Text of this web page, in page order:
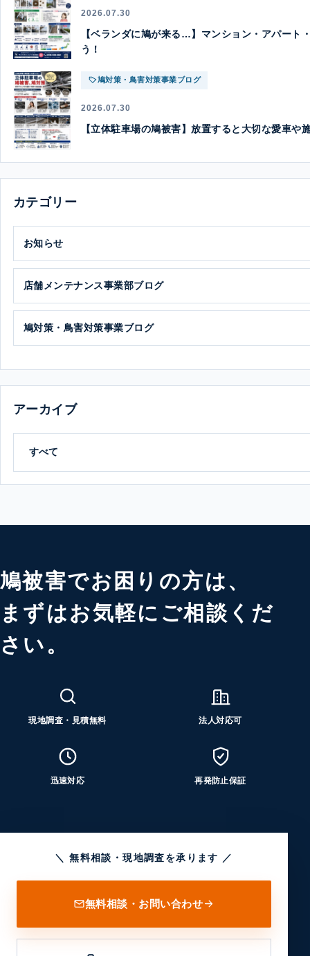
2026.07.30
【ベランダに鳩が来る…】マンション・アパート
う！
鳩対策・鳥害対策事業ブログ
2026.07.30
【立体駐車場の鳩被害】放置すると大切な愛車
カテゴリー
お知らせ
店舗メンテナンス事業部ブログ
鳩対策・鳥害対策事業ブログ
アーカイブ
鳩被害でお困りの方は、
まずはお気軽にご相談くだ
さい。
現地調査・見積無料 法人対応可
迅速対応 再発防止保証
＼ 無料相談・現地調査を承ります ／
無料相談・お問い合わせ